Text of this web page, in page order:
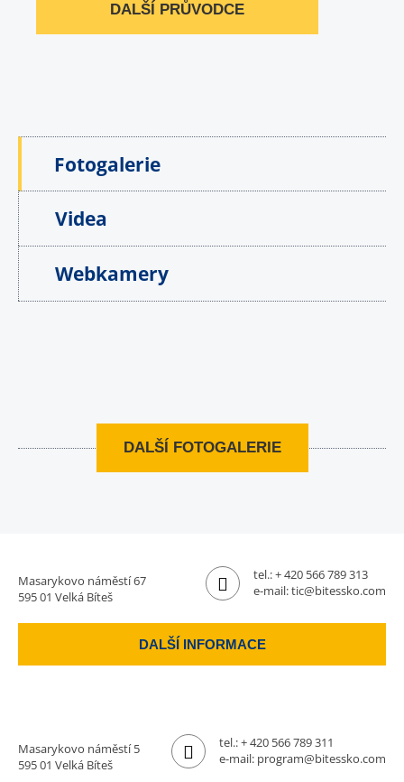
DALŠÍ PRŮVODCE
Fotogalerie
Videa
Webkamery
DALŠÍ FOTOGALERIE
Masarykovo náměstí 67
595 01 Velká Bíteš
tel.:+ 420 566 789 313
e-mail:tic@bitessko.com
DALŠÍ INFORMACE
Masarykovo náměstí 5
595 01 Velká Bíteš
tel.:+ 420 566 789 311
e-mail: program@bitessko.com